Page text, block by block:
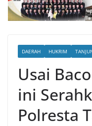
DAERAH HUKRIM
Usai
ini
Polresta